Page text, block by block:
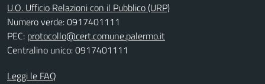
U.O. Ufficio Relazioni con il Pubblico (URP)
Numero verde: 0917401111
PEC: protocollo@cert.comune.palermo.it
Centralino unico: 0917401111
Leggi le FAQ